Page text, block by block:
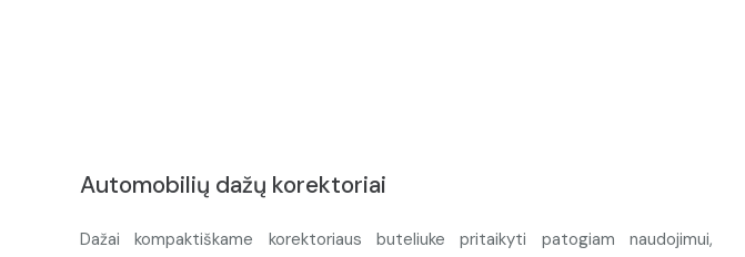
Automobilių dažų korektoriai
Dažai kompaktiškame korektoriaus buteliuke pritaikyti patogiam naudojimui,